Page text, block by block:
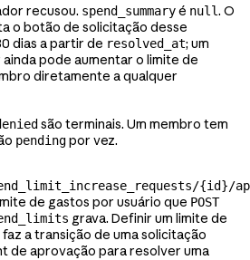
recusou. spend_summaryé null. O
o botão de solicitação desse
dias a partir de resolved_at; um
pode aumentar o limite de
diretamente a qualquer
são terminais. Um membro tem
pendingpor vez.
{id}/
de gastos por usuário que POST
grava. Definir um limite de
faz a transição de uma solicitação
de aprovação para resolver uma